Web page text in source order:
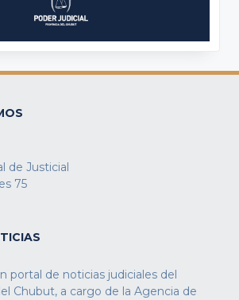
de Justicial
75
portal de noticias judiciales del
Chubut, a cargo de la Agencia de